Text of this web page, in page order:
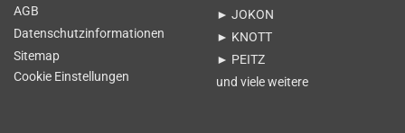
AGB
Datenschutzinformationen
Sitemap
Cookie Einstellungen
► JOKON
► KNOTT
► PEITZ
und viele weitere